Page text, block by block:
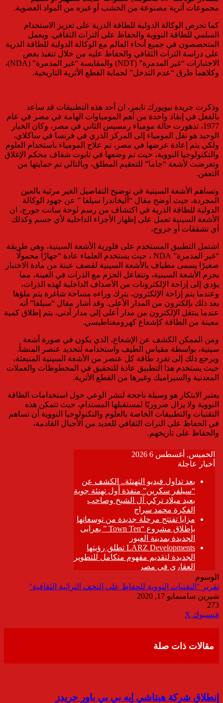
مجموعات أثرية مصنوعة من الخشب أو غيره من المواد العضوية.
كما تحرص الوكالة الدولية للطاقة الذرية على تعزيز الاستخدام
السلمي للطاقة النووية والحفاظ على التراث الثقافي. ويعمل
المتخصصون في جميع أنحاء العالم مع الوكالة الدولية للطاقة الذرية
على دراسة التراث الثقافي والحفاظ عليه من خلال تنفيذ بعض
الاختبارات “غير المدمرة” (NDT) والمقايسة “غير المدمرة” (NDA)،
وكلاهما طرق “عدم التدخل” لحماية القطع الأثرية التاريخية.
وذكرت جريدة نيويورك تايمز، ان أحد هذه التطبيقات قد ساعد
بالفعل في إنقاذ واحدة من أهم المومياوات الهامة في مصر في عام
1977، تدهورت حالة مومياء رمسيس الثاني في مصر، وكان الخيار
الوحيد هو نقل المومياء إلى المركز الذري في فرنسا في ساكلاي،
ولكي يتم إعادة عرضها في مصر، تم علاج المومياء باستخدام العلوم
والتكنولوجيا النووية، حيث تم وضعها في تابوت شفاف محكم الإغلاق
وتعرضت لأشعة “جاما” للتعقيم المطلق، وبالتالي تم حمايتها من
التعفن.
وتساهم الأشعة السينية في توضيح التفاصيل الغير مرئية بالعين
المجردة، حيث أوضح مقال “أليخاندرا سيلفا ” عن جهود الوكالة
الدولية للطاقة الذرية في اكتشاف من رسم لوحة سانت جورج، ان
الأشعة السينية تعمل على إظهار الأجزاء الداخلية لأي جسم وكذلك
أي تشققات أو جروح،
اشتمل التطبيق المستخدم على فلورية الأشعة السينية، وهي طريقة
“غير المدمرة” NDA ، حيث يستخدم العلماء عادة “جهازًا محمولًا
صغيرًا يسمى مطياف بالأشعة السينية لقصف عينة من مادة الاختبار
بحزم الأشعة السينية، وتتفاعل الحزم مع الذرات في العينة، مما
يؤدي إلى إزاحة الإلكترونات من الأصداف الداخلية لهذه الذرات،
وعندما يتم إزاحة الإلكترون، يترك وراءه مساحة شاغرة يتم ملؤها
بعد ذلك بإلكترون من المدار الأعلى. وقد أشار مقال “سيلفا” أنه
عندما ينتقل الإلكترون من مدار أعلى إلى مدار أدنى، يتم إطلاق كمية
معينة من الطاقة كإشعاع كهرومغناطيسي.
ومن الممكن الكشف عن الإشعاع، الذي يكون في صورة أشعة
سينية، بواسطة مقياس الطيف واستخدامه لتحديد عنصر المنشأ.
ويرجع ذلك إلى تفرد طاقة كل عنصر من الأشعة السينية المنبعثة،
حيث يستخدم هذا التطبيق عادة للتحقيق في المخطوطات والعملات
المعدنية والسيراميك وغيرها من القطع الأثرية.
يعتبر الابتكار هو وسيلة ناجحة لنشر الوعي حول استخدامات الطاقة
النووية ولا يزال ضروريًا لمستقبلها المستدام، حيث تتمكن هذه
التقنيات والتطبيقات الخاصة بالعلوم والتكنولوجيا النووية أن تساهم
في الحفاظ على التراث الثقافي للعديد من الأجيال القادمة،
والحفاظ على تاريخهم.
الوسوم
تقرير "التقنيات النووية للحفاظ على التحف التراثية الثقافية"
شيرين سامىمايو 17, 2020
273
فيسبوك ‫X
مقالات ذات صلة
إنطلاق شركة هيتاشي إيه بي بي باور جريدز